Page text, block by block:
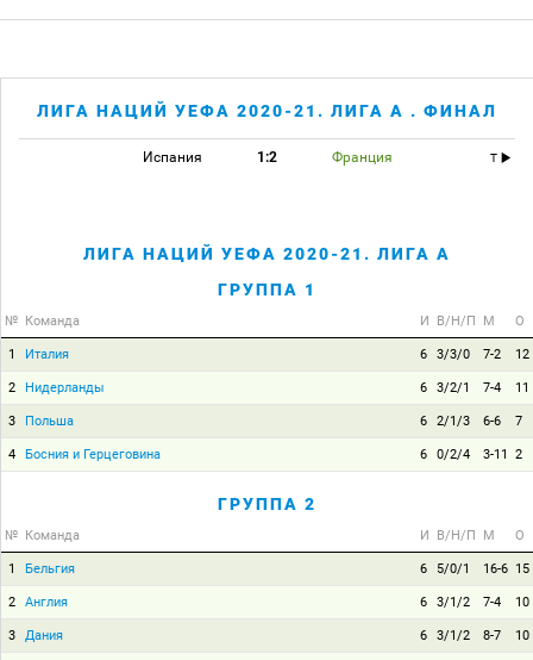
ЛИГА НАЦИЙ УЕФА 2020-21. ЛИГА A . ФИНАЛ
Испания 1:2 Франция T
ЛИГА НАЦИЙ УЕФА 2020-21. ЛИГА A
ГРУППА 1
№ Команда И В/Н/П М О
1 Италия 6 3/3/0 7-2 12
2 Нидерланды 6 3/2/1 7-4 11
3 Польша 6 2/1/3 6-6 7
4 Босния и Герцеговина 6 0/2/4 3-11 2
ГРУППА 2
№ Команда И В/Н/П М О
1 Бельгия 6 5/0/1 16-6 15
2 Англия 6 3/1/2 7-4 10
3 Дания 6 3/1/2 8-7 10